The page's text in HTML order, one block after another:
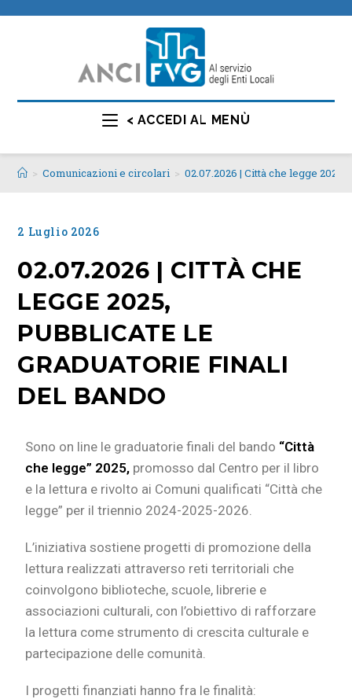
< ACCEDI AL MENÙ
> Comunicazioni e circolari > 02.07.2026 | Città che legge
2 Luglio 2026
02.07.2026 | CITTÀ CHE
LEGGE 2025,
PUBBLICATE LE
GRADUATORIE FINALI
DEL BANDO
Sono on line le graduatorie finali del bando “Città
che legge” 2025, promosso dal Centro per il libro
e la lettura e rivolto ai Comuni qualificati “Città che
legge” per il triennio 2024-2025-2026.
L’iniziativa sostiene progetti di promozione della
lettura realizzati attraverso reti territoriali che
coinvolgono biblioteche, scuole, librerie e
associazioni culturali, con l’obiettivo di rafforzare
la lettura come strumento di crescita culturale e
partecipazione delle comunità.
I progetti finanziati hanno fra le finalità: